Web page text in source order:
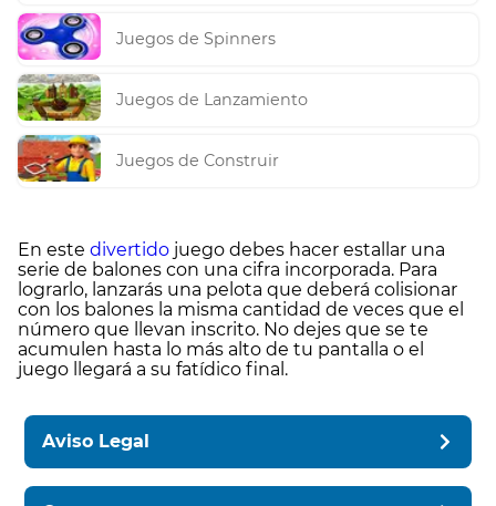
Juegos de Spinners
Juegos de Lanzamiento
Juegos de Construir
En este divertido juego debes hacer estallar una
serie de balones con una cifra incorporada. Para
lograrlo, lanzarás una pelota que deberá colisionar
con los balones la misma cantidad de veces que el
número que llevan inscrito. No dejes que se te
acumulen hasta lo más alto de tu pantalla o el
juego llegará a su fatídico final.
Aviso Legal